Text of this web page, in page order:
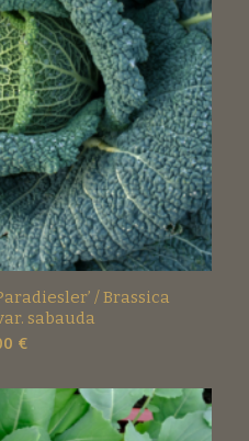
/ Brassica
sabauda
€